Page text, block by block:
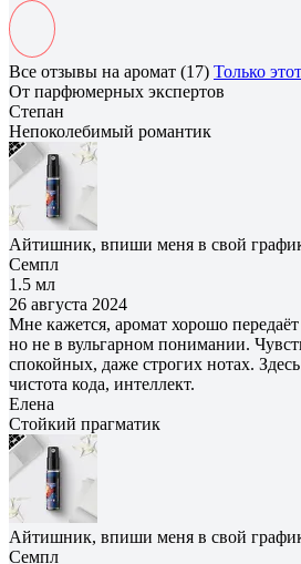
Все отзывы на аромат (17) Только
От парфюмерных экспертов
Степан
Непоколебимый романтик
Айтишник, впиши меня в свой
Семпл
1.5 мл
26 августа 2024
Мне кажется, аромат хорошо передаёт
но не в вульгарном понимании.
спокойных, даже строгих нотах.
чистота кода, интеллект.
Елена
Cтойкий прагматик
Айтишник, впиши меня в свой
Семпл